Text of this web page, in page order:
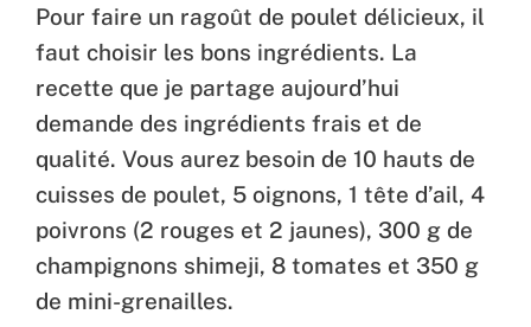
Pour faire un ragoût de poulet délicieux, il
faut choisir les bons ingrédients. La
recette que je partage aujourd’hui
demande des ingrédients frais et de
qualité. Vous aurez besoin de 10 hauts de
cuisses de poulet, 5 oignons, 1 tête d’ail, 4
poivrons (2 rouges et 2 jaunes), 300 g de
champignons shimeji, 8 tomates et 350 g
de mini-grenailles.